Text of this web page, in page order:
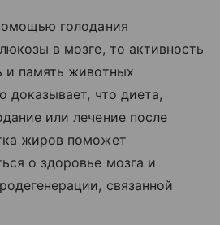
голодания
в мозге, то активность
и память животных
доказывает, что диета,
или лечение после
жиров поможет
о здоровье мозга и
связанной